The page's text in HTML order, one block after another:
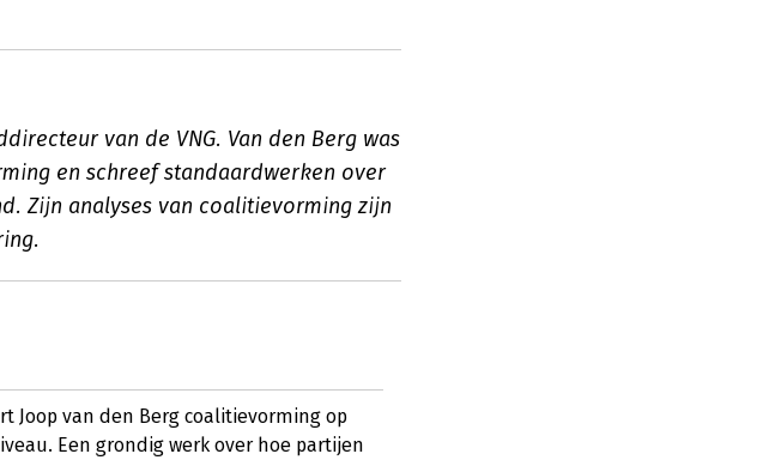
van de VNG. Van den Berg was
en schreef standaardwerken over
Zijn analyses van coalitievorming zijn
Joop van den Berg coalitievorming op
Een grondig werk over hoe partijen